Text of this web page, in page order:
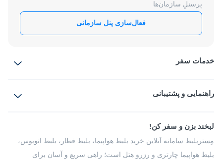
پرسنلِ سازمان‌ها
فعال‌سازی پنل سازمانی
خدمات سفر
بلیط قطار
راهنمایی و پشتیبانی
شرایط و مقررات
راهکار سازمانی
فرصت‌های شغلی
درباره ما
لبخند بزن و سفر کن!
مِستربلیط سامانه آنلاین خرید بلیط هواپیما، بلیط قطار، بلیط اتوبوس،
بلیط هواپیما چارتری و رزرو هتل است؛ راهی سریع و آسان برای